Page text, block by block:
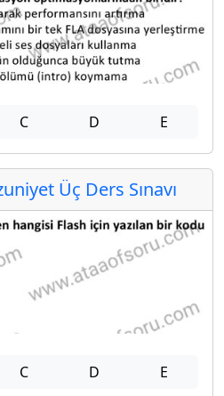
C D E
Üç Ders Sınavı
C D E